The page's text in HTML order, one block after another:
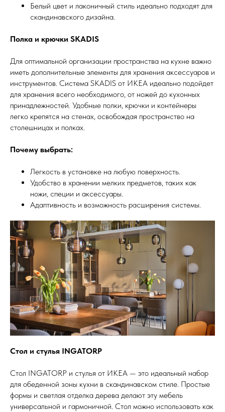
Белый цвет и лаконичный стиль идеально подходят для
скандинавского дизайна.
Полка и крючки SKADIS
Для оптимальной организации пространства на кухне важно
иметь дополнительные элементы для хранения аксессуаров и
инструментов. Система SKADIS от ИКЕА идеально подойдет
для хранения всего необходимого, от ножей до кухонных
принадлежностей. Удобные полки, крючки и контейнеры
легко крепятся на стенах, освобождая пространство на
столешницах и полках.
Почему выбрать:
Легкость в установке на любую поверхность.
Удобство в хранении мелких предметов, таких как
ножи, специи и аксессуары.
Адаптивность и возможность расширения системы.
Стол и стулья INGATORP
Стол INGATORP и стулья от ИКЕА — это идеальный набор
для обеденной зоны кухни в скандинавском стиле. Простые
формы и светлая отделка дерева делают эту мебель
универсальной и гармоничной. Стол можно использовать как